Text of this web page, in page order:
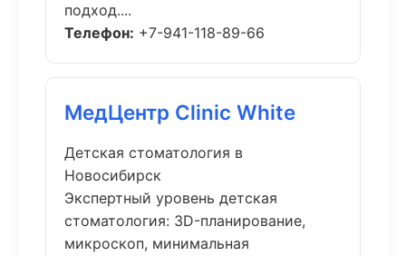
подход....
Телефон: +7-941-118-89-66
МедЦентр Clinic White
Детская стоматология в
Новосибирск
Экспертный уровень детская
стоматология: 3D-планирование,
микроскоп, минимальная